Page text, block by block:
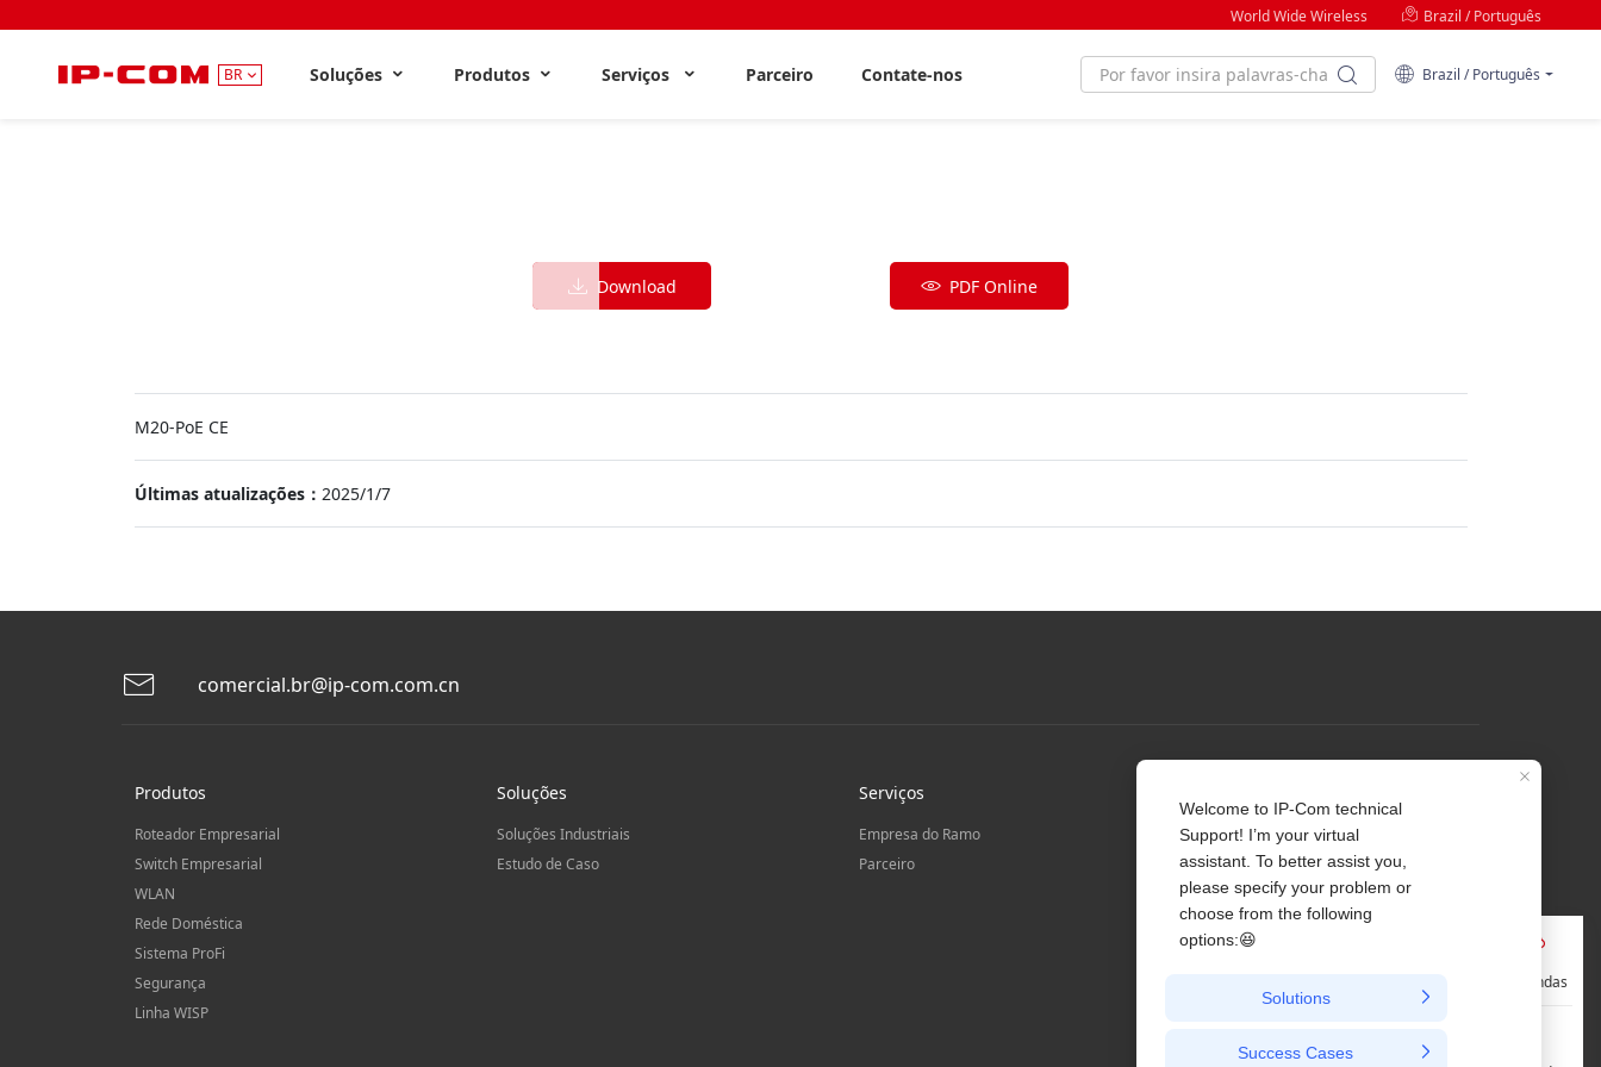
World Wide Wireless Brazil / Português
BR Soluções Produtos Serviços Parceiro Contate-nos Brazil / Português
Download PDF Online
M20-PoE CE
Últimas atualizações： 2025/1/7
comercial.br@ip-com.com.cn
Produtos
Roteador Empresarial
Switch Empresarial
WLAN
Rede Doméstica
Sistema ProFi
Segurança
Linha WISP
Soluções
Soluções Industriais
Estudo de Caso
Serviços
Empresa do Ramo
Parceiro
Contate-nos
Sobre Nós
Notícia
Pré-vendas